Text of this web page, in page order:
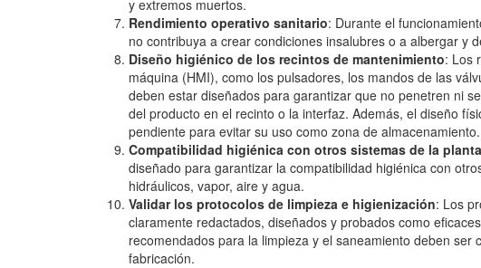
y extremos muertos.
Rendimiento operativo sanitario: Durante el
no contribuya a crear condiciones insalubres o a albergar y
Diseño higiénico de los recintos de mantenimiento: Los
máquina (HMI), como los pulsadores, los mandos de las
deben estar diseñados para garantizar que no penetren ni
del producto en el recinto o la interfaz. Además, el diseño
pendiente para evitar su uso como zona de almacenamiento.
Compatibilidad higiénica con otros sistemas de la planta
diseñado para garantizar la compatibilidad higiénica con
hidráulicos, vapor, aire y agua.
Validar los protocolos de limpieza e higienización: Los
claramente redactados, diseñados y probados como
recomendados para la limpieza y el saneamiento deben ser
fabricación.